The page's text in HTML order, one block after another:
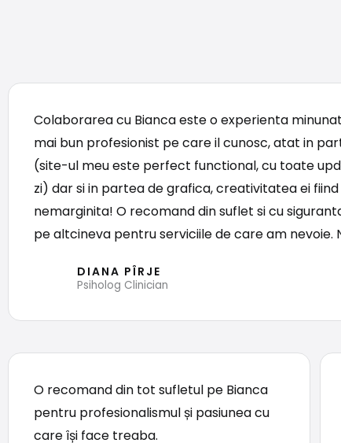
Colaborarea cu Bianca este o experienta
mai bun profesionist pe care il cunosc, atat in
(site-ul meu este perfect functional, cu toate
zi) dar si in partea de grafica, creativitatea ei fiind
nemarginita! O recomand din suflet si cu
pe altcineva pentru serviciile de care am nevoie.
DIANA PÎRJE
Psiholog Clinician
O recomand din tot sufletul pe Bianca
pentru profesionalismul și pasiunea cu
care își face treaba.